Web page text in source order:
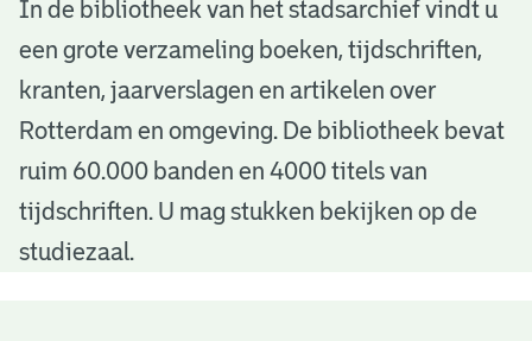
B
b
o
In de bibliotheek van het stadsarchief vindt u
een grote verzameling boeken, tijdschriften,
kranten, jaarverslagen en artikelen over
Rotterdam en omgeving. De bibliotheek bevat
ruim 60.000 banden en 4000 titels van
tijdschriften. U mag stukken bekijken op de
studiezaal.